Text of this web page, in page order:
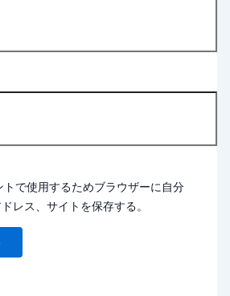
トで使用するためブラウザーに自分
レス、サイトを保存する。